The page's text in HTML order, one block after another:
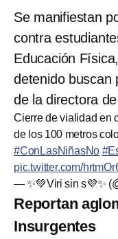
Se manifiestan
contra
Educación
detenido buscan
de la directora
Cierre de vialidad en
de los 100 metros
#ConLasNiñasNo
pic.twitter.com/
— ✨💚Viri sin s💜✨
Reportan
Insurgentes